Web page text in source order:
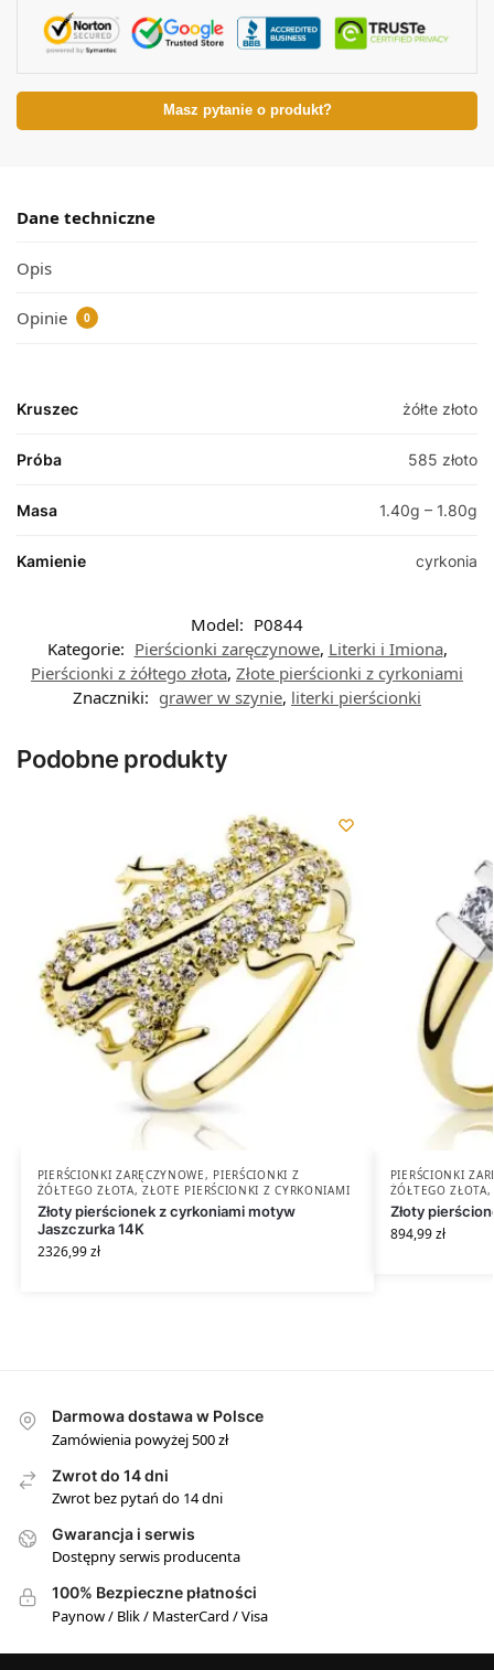
Masz pytanie o produkt?
Dane techniczne
Opis
Opinie 0
Kruszec żółte złoto
Próba 585 złoto
Masa 1.40g – 1.80g
Kamienie cyrkonia
Model: P0844
Kategorie: Pierścionki zaręczynowe, Literki i Imiona,
Pierścionki z żółtego złota, Złote pierścionki z cyrkoniami
Znaczniki: grawer w szynie, literki pierścionki
Podobne produkty
PIERŚCIONKI ZARĘCZYNOWE, PIERŚCIONKI Z
ŻÓŁTEGO ZŁOTA,ZŁOTE PIERŚCIONKI Z CYRKONIAMI
Złoty pierścionek z cyrkoniami motyw
Jaszczurka 14K
2326,99zł
PIERŚCIONKI
ŻÓŁTEGO ZŁOTA
Złoty
894,99zł
Darmowa dostawa w Polsce
Zamówienia powyżej 500 zł
Zwrot do 14 dni
Zwrot bez pytań do 14 dni
Gwarancja i serwis
Dostępny serwis producenta
100% Bezpieczne płatności
Paynow / Blik / MasterCard / Visa